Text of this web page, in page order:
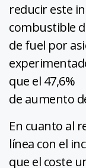
reducir este
combustible
de fuel por
que el 47,6%
de aumento
En cuanto al
línea con el
que el coste